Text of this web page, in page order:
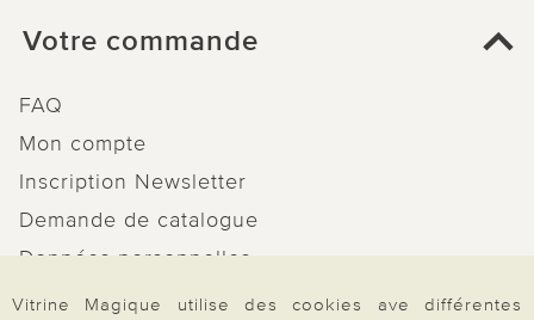
Votre commande
FAQ
Mon compte
Inscription Newsletter
Demande de catalogue
Données personnelles
Droit de rétractation
Vitrine Magique utilise des cookies ave différentes